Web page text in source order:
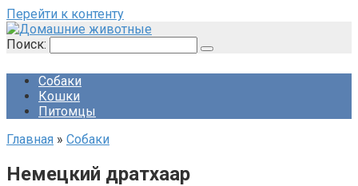
Перейти к контенту
Поиск:
Собаки
Кошки
Питомцы
Главная » Собаки
Немецкий дратхаар